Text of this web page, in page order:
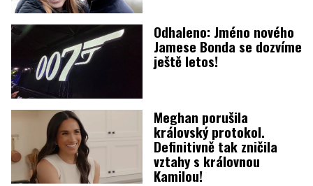
Odhaleno: Jméno nového
Jamese Bonda se dozvíme
ještě letos!
Meghan porušila
královský protokol.
Definitivně tak zničila
vztahy s královnou
Kamilou!